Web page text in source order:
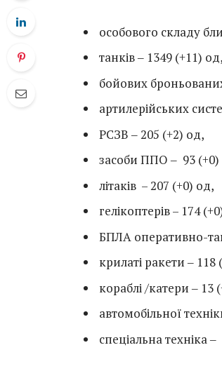
особового складу
танків ‒ 1349 (+11) од,
бойових
артилерійських
РСЗВ ‒ 205 (+2) од,
засоби ППО ‒ 93 (+0)
літаків – 207 (+0) од,
гелікоптерів – 174
БПЛА оперативно-
крилаті ракети ‒ 118
кораблі /катери ‒ 13
автомобільної
спеціальна техніка